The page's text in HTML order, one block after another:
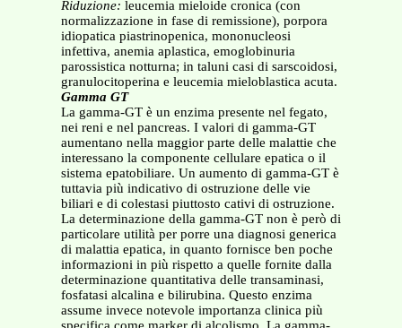
Riduzione: leucemia mieloide cronica (con
normalizzazione in fase di remissione), porpora
idiopatica piastrinopenica, mononucleosi
infettiva, anemia aplastica, emoglobinuria
parossistica notturna; in taluni casi di sarscoidosi,
granulocitoperina e leucemia mieloblastica acuta.
Gamma GT
La gamma-GT è un enzima presente nel fegato,
nei reni e nel pancreas. I valori di gamma-GT
aumentano nella maggior parte delle malattie che
interessano la componente cellulare epatica o il
sistema epatobiliare. Un aumento di gamma-GT è
tuttavia più indicativo di ostruzione delle vie
biliari e di colestasi piuttosto cativi di ostruzione.
La determinazione della gamma-GT non è però di
particolare utilità per porre una diagnosi generica
di malattia epatica, in quanto fornisce ben poche
informazioni in più rispetto a quelle fornite dalla
determinazione quantitativa delle transaminasi,
fosfatasi alcalina e bilirubina. Questo enzima
assume invece notevole importanza clinica più